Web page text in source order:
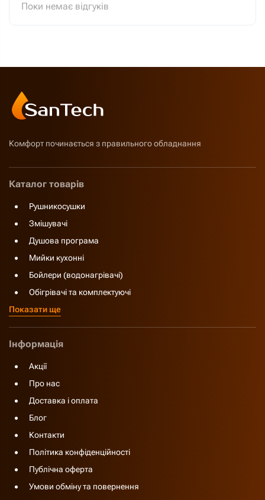
Поки немає відгуків
Комфорт починається з правильного обладнання
Каталог товарів
Рушникосушки
Змішувачі
Душова програма
Мийки кухонні
Бойлери (водонагрівачі)
Обігрівачі та комплектуючі
Показати ще
Інформація
Акції
Про нас
Доставка і оплата
Блог
Контакти
Політика конфіденційності
Публічна оферта
Умови обміну та повернення